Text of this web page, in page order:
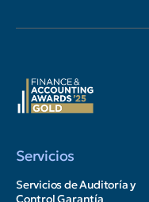
Servicios
Servicios de Auditoría y
Control Garantía